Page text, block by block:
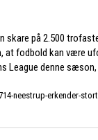
på 2.500
fodbold kan være
League denne
neestrup-erkender-